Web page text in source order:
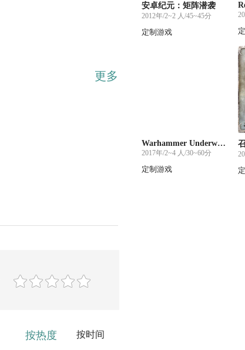
更多
按热度 按时间
安卓纪元：矩阵潜袭
2012年/2~2 人/45~45分
定制游戏
Warhammer Underworlds: Shadespire
2017年/2~4 人/30~60分
定制游戏